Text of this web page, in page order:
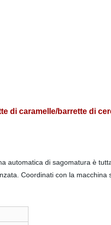
di caramelle/barrette di
automatica di sagomatura è
Coordinati con la